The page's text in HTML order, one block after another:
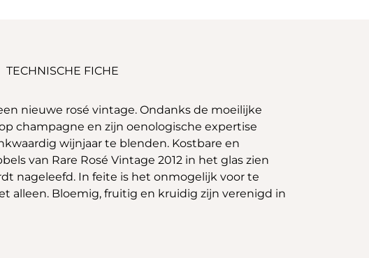
TECHNISCHE FICHE
nieuwe rosé vintage. Ondanks de moeilijke
champagne en zijn oenologische expertise
wijnjaar te blenden. Kostbare en
van Rare Rosé Vintage 2012 in het glas zien
nageleefd. In feite is het onmogelijk voor te
alleen. Bloemig, fruitig en kruidig zijn verenigd in